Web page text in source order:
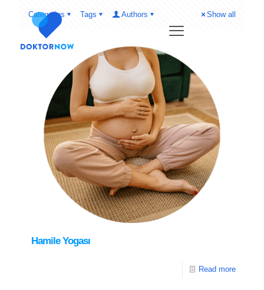
Categories Tags Authors Show all
Hamile Yogası
Read more